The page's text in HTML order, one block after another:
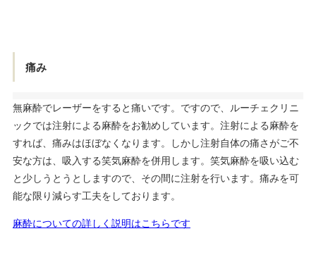
痛み
無麻酔でレーザーをすると痛いです。ですので、ルーチェクリニ
ックでは注射による麻酔をお勧めしています。注射による麻酔を
すれば、痛みはほぼなくなります。しかし注射自体の痛さがご不
安な方は、吸入する笑気麻酔を併用します。笑気麻酔を吸い込む
と少しうとうとしますので、その間に注射を行います。痛みを可
能な限り減らす工夫をしております。
麻酔についての詳しく説明はこちらです